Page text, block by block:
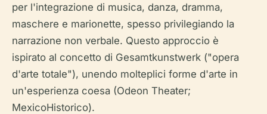
per l'integrazione di musica, danza, dramma,
maschere e marionette, spesso privilegiando la
narrazione non verbale. Questo approccio è
ispirato al concetto di Gesamtkunstwerk ("opera
d'arte totale"), unendo molteplici forme d'arte in
un'esperienza coesa (Odeon Theater;
MexicoHistorico).